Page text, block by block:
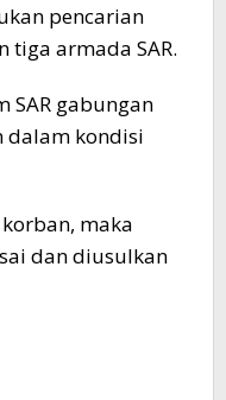
pencarian
tiga armada SAR.
SAR gabungan
dalam kondisi
maka
dan diusulkan